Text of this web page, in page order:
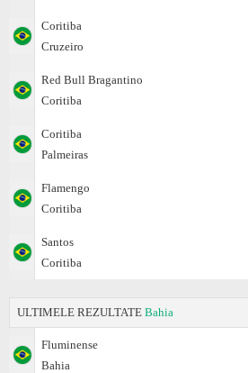
Coritiba
Cruzeiro
Red Bull Bragantino
Coritiba
Coritiba
Palmeiras
Flamengo
Coritiba
Santos
Coritiba
ULTIMELE REZULTATE Bahia
Fluminense
Bahia